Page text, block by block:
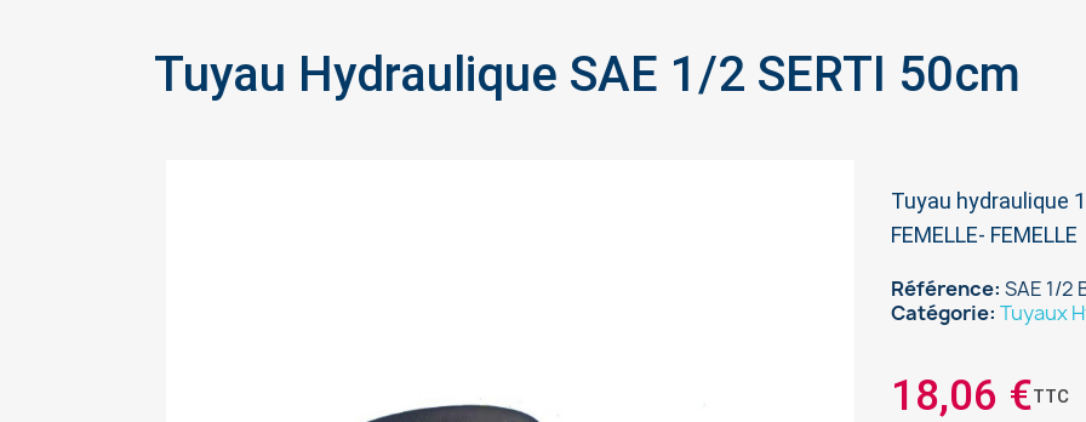
Tuyau Hydraulique SAE 1/2 SERTI 50cm
Tuyau hydraulique
FEMELLE-
Référence SAE 1/2
Catégorie Tuyaux
18,06 €TTC